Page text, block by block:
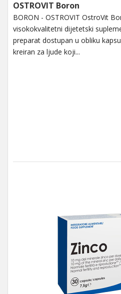
OSTROVIT Boron
BORON - OSTROVIT OstroVit
visokokvalitetni dijetetski
preparat dostupan u obliku
kreiran za ljude koji...